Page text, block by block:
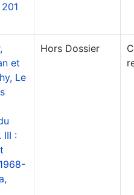
et
Le
III :
Hors Dossier